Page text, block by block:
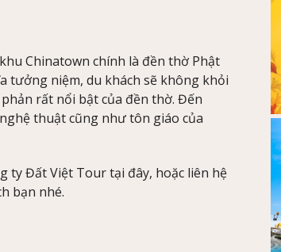
Chinatown chính là đền thờ Phật
tưởng niệm, du khách sẽ không khỏi
rất nổi bật của đền thờ. Đến
thuật cũng như tôn giáo của
ty Đất Việt Tour tại đây, hoặc liên hệ
bạn nhé.